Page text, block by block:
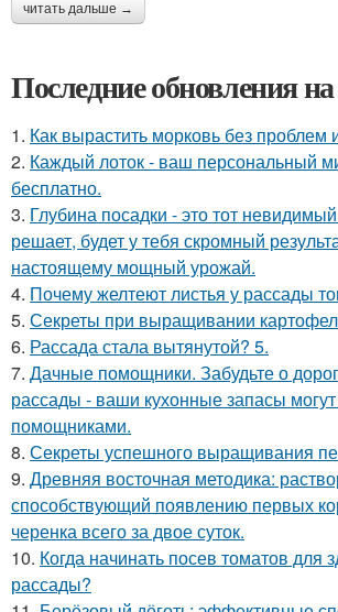
читать дальше →
Последние обновления на
1. Как вырастить морковь без проблем
2. Каждый лоток - ваш персональный
бесплатно.
3. Глубина посадки - это тот
решает, будет у тебя скромный
настоящему мощный урожай.
4. Почему желтеют листья у рассады
5. Секреты при выращивании
6. Рассада стала вытянутой? 5.
7. Дачные помощники. Забудьте о
рассады - ваши кухонные запасы
помощниками.
8. Секреты успешного выращивания
9. Древняя восточная методика:
способствующий появлению первых
черенка всего за двое суток.
10. Когда начинать посев томатов для
рассады?